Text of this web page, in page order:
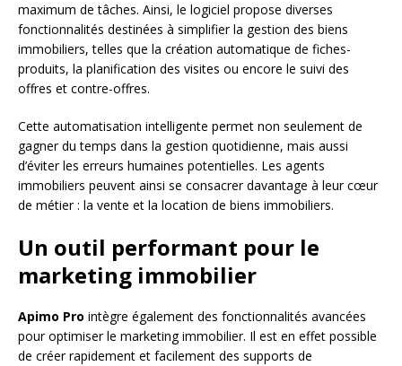
maximum de tâches. Ainsi, le logiciel propose diverses
fonctionnalités destinées à simplifier la gestion des biens
immobiliers, telles que la création automatique de fiches-
produits, la planification des visites ou encore le suivi des
offres et contre-offres.
Cette automatisation intelligente permet non seulement de
gagner du temps dans la gestion quotidienne, mais aussi
d’éviter les erreurs humaines potentielles. Les agents
immobiliers peuvent ainsi se consacrer davantage à leur cœur
de métier : la vente et la location de biens immobiliers.
Un outil performant pour le
marketing immobilier
Apimo Pro intègre également des fonctionnalités avancées
pour optimiser le marketing immobilier. Il est en effet possible
de créer rapidement et facilement des supports de